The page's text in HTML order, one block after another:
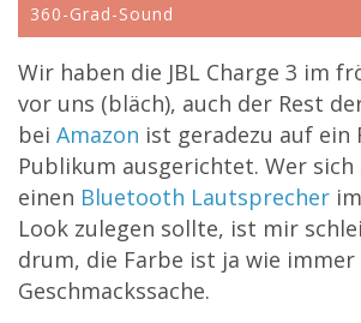
360-Grad-Sound
Wir haben die JBL Charge 3 im
vor uns (bläch), auch der Rest
bei Amazon ist geradezu auf ein
Publikum ausgerichtet. Wer
einen Bluetooth Lautsprecher
Look zulegen sollte, ist mir
drum, die Farbe ist ja wie immer
Geschmackssache.